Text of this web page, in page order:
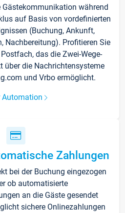
während
auf Basis von vordefinierten
(Buchung, Ankunft,
Nachbereitung). Profitieren Sie
das die Zwei-Wege-
über die Nachrichtensysteme
und Vrbo ermöglicht.
Automation
Zahlungen
bei der Buchung eingezogen
ob automatisierte
an die Gäste gesendet
sichere Onlinezahlungen